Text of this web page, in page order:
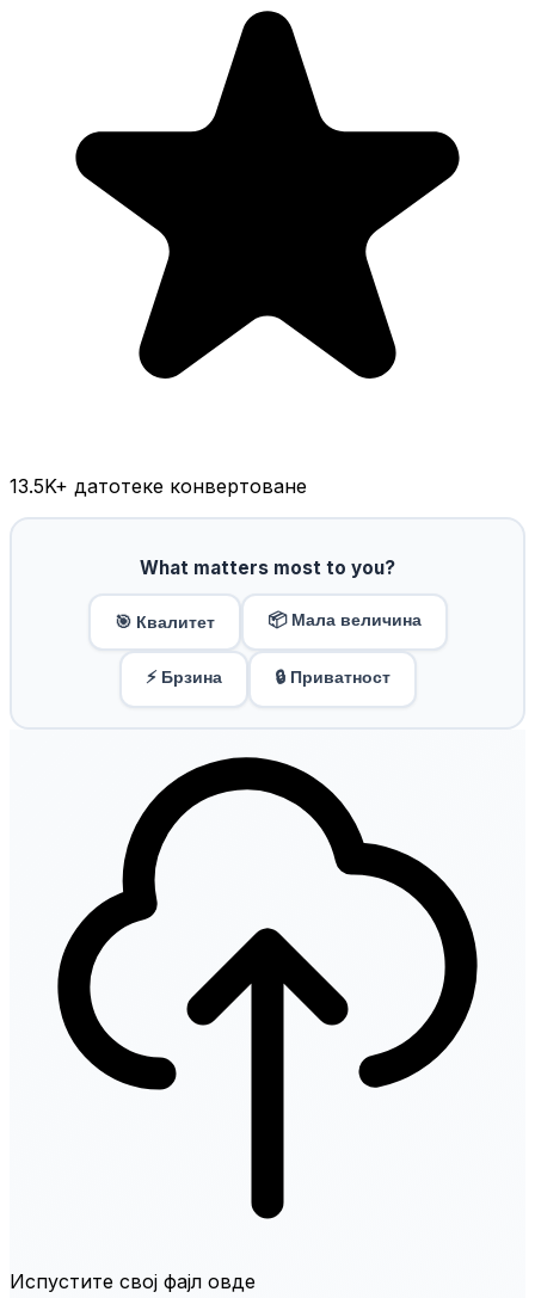
13.5K+ датотеке конвертоване
What matters most to you?
🎯 Квалитет 📦 Мала величина
⚡ Брзина 🔒 Приватност
Испустите свој фајл овде